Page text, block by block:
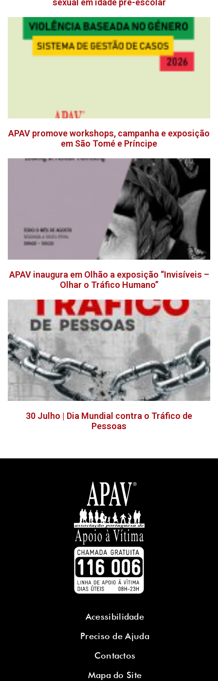
sexual em idade pré-escolar
APAV promove workshops, campanha e exposição
em São Tomé e Príncipe
APAV inaugura em Olhão a exposição “Invisíveis –
Olhar o Tráfico Humano”
30 Julho | Dia Mundial contra o Tráfico de
Pessoas
Acessibilidade
Preciso de Ajuda
Contactos
Mapa do Site